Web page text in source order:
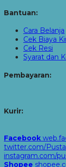
Bantuan:
Cara Belanja
Cek Biaya
Cek Resi
Syarat dan
Pembayaran:
Kurir:
Facebook
twitter.com/
instagram.com/
Shopee